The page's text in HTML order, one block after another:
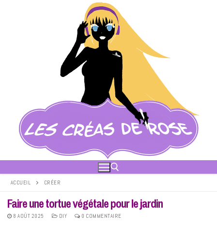
Rechercher :
ACCUEIL CRÉER
Faire une tortue végétale pour le jardin
8 AOÛT 2025 DIY 0 COMMENTAIRE